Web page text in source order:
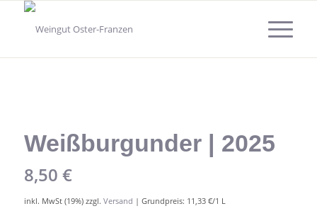
Weißburgunder | 2025
8,50 €
inkl. MwSt (19%) zzgl. Versand | Grundpreis: 11,33 €/1 L